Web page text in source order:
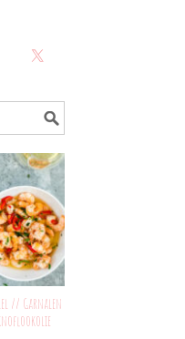
// Garnalen